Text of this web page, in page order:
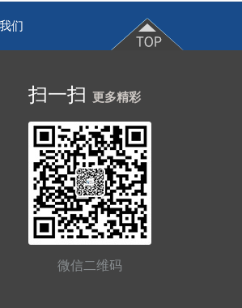
们
扫一扫 更多精彩
微信二维码